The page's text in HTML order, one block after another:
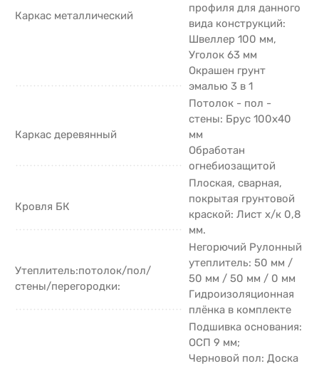
Каркас металлический
профиля для данного
вида конструкций:
Швеллер 100 мм,
Уголок 63 мм
Окрашен грунт
эмалью 3 в 1
Каркас деревянный
Потолок - пол -
стены: Брус 100х40
мм
Обработан
огнебиозащитой
Кровля БК
Плоская, сварная,
покрытая грунтовой
краской: Лист х/к 0,8
мм.
Утеплитель:потолок/пол/
стены/перегородки:
Негорючий Рулонный
утеплитель: 50 мм /
50 мм / 50 мм / 0 мм
Гидроизоляционная
плёнка в комплекте
Подшивка основания:
ОСП 9 мм;
Черновой пол: Доска